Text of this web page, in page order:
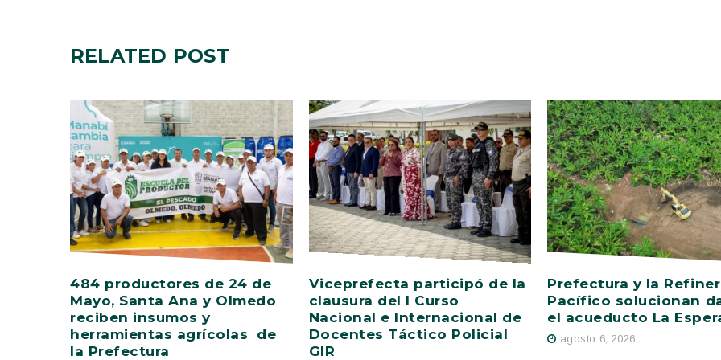
RELATED POST
484 productores de 24 de
Mayo, Santa Ana y Olmedo
reciben insumos y
herramientas agrícolas de
la Prefectura
Viceprefecta participó de la
clausura del I Curso
Nacional e Internacional de
Docentes Táctico Policial
GIR
Prefectura y la
Pacífico solucionan
el acueducto La
agosto 6, 2026